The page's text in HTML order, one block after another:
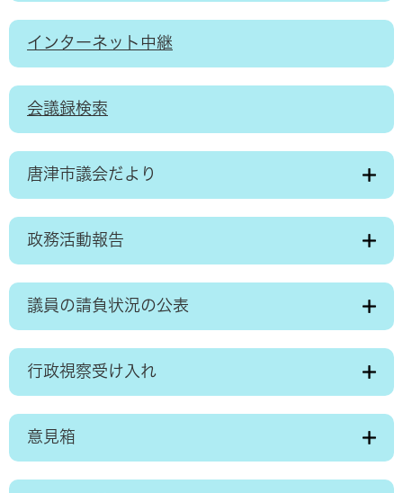
インターネット中継
会議録検索
唐津市議会だより
政務活動報告
議員の請負状況の公表
行政視察受け入れ
意見箱